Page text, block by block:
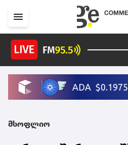
მსოფლიო